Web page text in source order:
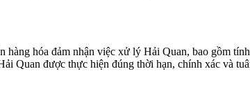
hàng hóa đảm nhận việc xử lý Hải Quan, bao gồm
Quan được thực hiện đúng thời hạn, chính xác và